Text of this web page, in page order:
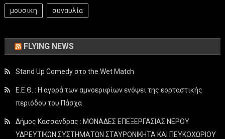
μουσικη συναυλία
FLYING NEWS
Stand Up Comedy στο the Wet Match
Ε.Ε.Θ. : Η αγορά των αμνοεριφίων ενόψει της εορταστικής
περιόδου του Πάσχα
Δήμος Κασσάνδρας : ΜΟΝΑΔΕΣ ΕΠΕΞΕΡΓΑΣΙΑΣ ΝΕΡΟΥ
ΥΔΡΕΥΤΙΚΩΝ ΣΥΣΤΗΜΑΤΩΝ ΣΤΑΥΡΟΝΙΚΗΤΑ ΚΑΙ ΠΕΥΚΟΧΩΡΙΟΥ